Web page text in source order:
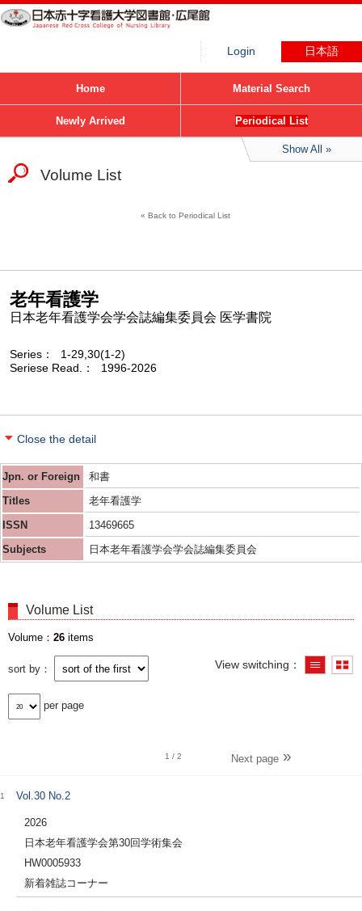
Login 日本語
Home Material Search
Newly Arrived Periodical List
Show All
Volume List
Back to Periodical List
老年看護学
日本老年看護学会学会誌編集委員会 医学書院
Series
1-29,30(1-2)
Seriese Read.
1996-2026
Close the detail
Jpn. or Foreign
和書
Titles
老年看護学
ISSN
13469665
Subjects
日本老年看護学会学会誌編集委員会
Volume List
Volume 26 items
sort by View switching
per page
1 / 2 Next page
1 Vol.30 No.2
2026
日本老年看護学会第30回学術集会
HW0005933
新着雑誌コーナー